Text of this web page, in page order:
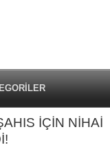
İÇİN NİHAİ